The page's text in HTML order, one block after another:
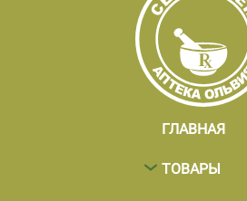
ГЛАВНАЯ
ТОВАРЫ